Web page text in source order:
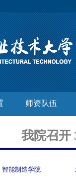
师资队伍
我院召开
智能制造学院